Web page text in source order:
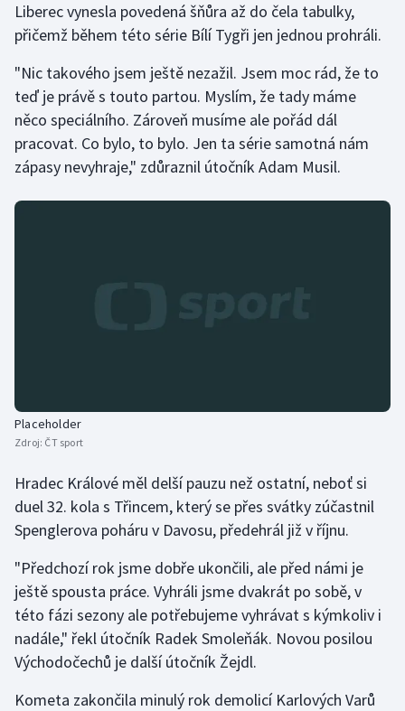
Olympijské hry
Parasport
Plavání
Plážový volejbal
Stolní tenis
Triatlon
Veslování
Vodní slalom
Volejbal
Ostatní
Liberec vynesla povedená šňůra až do čela tabulky,
přičemž během této série Bílí Tygři jen jednou prohráli.
"Nic takového jsem ještě nezažil. Jsem moc rád, že to
teď je právě s touto partou. Myslím, že tady máme
něco speciálního. Zároveň musíme ale pořád dál
pracovat. Co bylo, to bylo. Jen ta série samotná nám
zápasy nevyhraje," zdůraznil útočník Adam Musil.
Placeholder
Zdroj: ČT sport
Hradec Králové měl delší pauzu než ostatní, neboť si
duel 32. kola s Třincem, který se přes svátky zúčastnil
Spenglerova poháru v Davosu, předehrál již v říjnu.
"Předchozí rok jsme dobře ukončili, ale před námi je
ještě spousta práce. Vyhráli jsme dvakrát po sobě, v
této fázi sezony ale potřebujeme vyhrávat s kýmkoliv i
nadále," řekl útočník Radek Smoleňák. Novou posilou
Východočechů je další útočník Žejdl.
Kometa zakončila minulý rok demolicí Karlových Varů